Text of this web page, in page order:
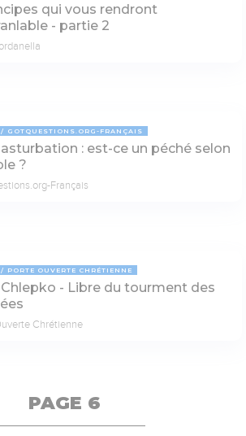
qui vous rendront
- partie 2
GOTQUESTIONS.ORG-FRANÇAIS
: est-ce un péché selon
?
Français
PORTE OUVERTE CHRÉTIENNE
Chlepko - Libre du tourment des
Chrétienne
PAGE 6